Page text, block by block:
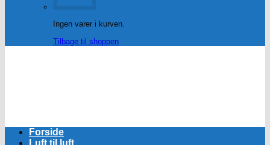
Ingen varer i kurven.
Tilbage til shoppen
Forside
Luft til luft